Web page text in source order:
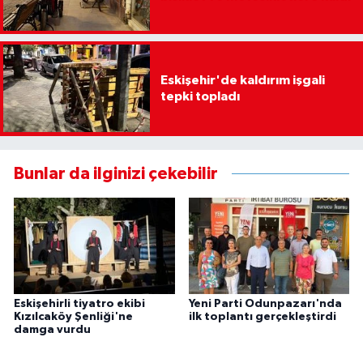
Eskişehir'de kaldırım işgali
tepki topladı
Bunlar da ilginizi çekebilir
Eskişehirli tiyatro ekibi
Kızılcaköy Şenliği'ne
damga vurdu
Yeni Parti Odunpazarı'nda
ilk toplantı gerçekleştirdi